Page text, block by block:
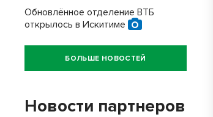
Обновлённое отделение ВТБ
открылось в Искитиме
БОЛЬШЕ НОВОСТЕЙ
Новости партнеров